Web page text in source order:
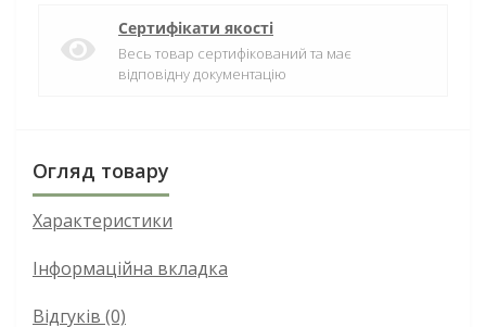
Сертифікати якості
Весь товар сертифікований та має
відповідну документацію
Огляд товару
Характеристики
Інформаційна вкладка
Відгуків (0)